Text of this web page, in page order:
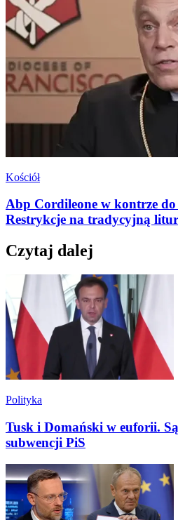
Kościół
Abp Cordileone w kontrze
Restrykcje na tradycyjną
Czytaj dalej
Polityka
Tusk i Domański w euforii.
subwencji PiS